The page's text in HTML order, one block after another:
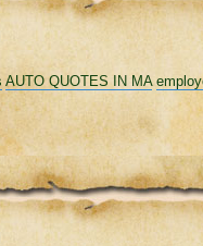
AUTO QUOTES IN MA